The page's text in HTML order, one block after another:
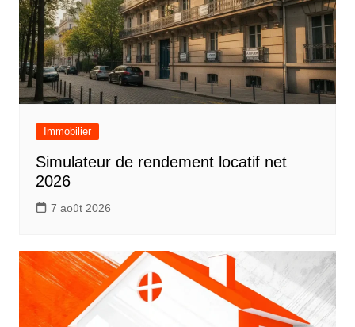
Immobilier
Simulateur de rendement locatif net
2026
7 août 2026